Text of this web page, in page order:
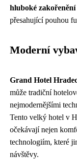
hluboké
přesahující pouhou
Moderní
Grand Hotel
může tradiční
nejmodernějšími
Tento velký hotel v
očekávají nejen
technologiím, které
návštěvy.